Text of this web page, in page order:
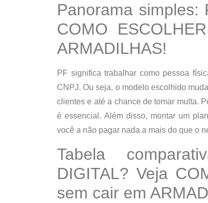
Panorama simples:
COMO
ARMADILHAS!
PF significa trabalhar como pessoa
CNPJ.Ou seja, o modelo escolhido
clientes e até a chance de tomar multa.
é essencial. Além disso, montar um
você a não pagar nada a mais do que o
Tabela
DIGITAL? Veja
sem cair em